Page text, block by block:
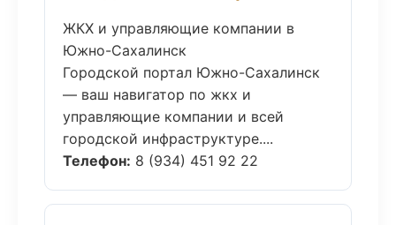
ЖКХ и управляющие компании в
Южно-Сахалинск
Городской портал Южно-Сахалинск
— ваш навигатор по жкх и
управляющие компании и всей
городской инфраструктуре....
Телефон: 8 (934) 451 92 22